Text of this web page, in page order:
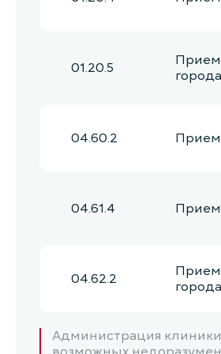
01.20.5
Прием
04.60.2 Прием
04.61.4 Прием
04.62.2
Прием
04.63.4
Прием
Администрация